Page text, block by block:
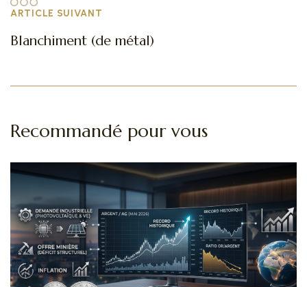
ARTICLE SUIVANT
Blanchiment (de métal)
Recommandé pour vous